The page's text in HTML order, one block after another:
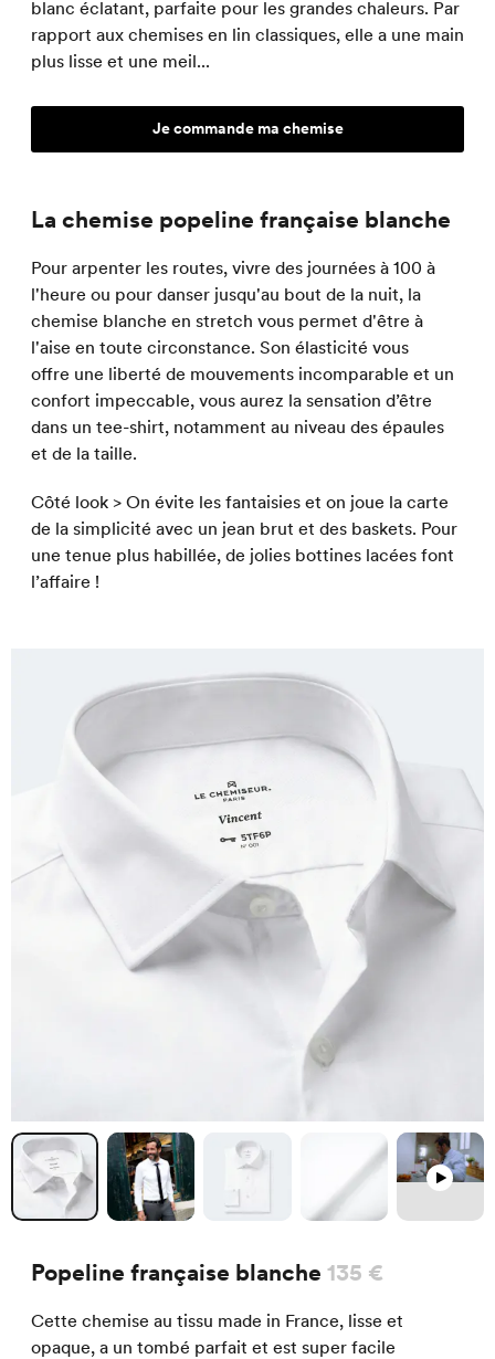
blanc éclatant, parfaite pour les grandes chaleurs. Par
rapport aux chemises en lin classiques, elle a une main
plus lisse et une meil...
Je commande ma chemise
La chemise popeline française blanche
Pour arpenter les routes, vivre des journées à 100 à
l'heure ou pour danser jusqu'au bout de la nuit, la
chemise blanche en stretch vous permet d'être à
l'aise en toute circonstance. Son élasticité vous
offre une liberté de mouvements incomparable et un
confort impeccable, vous aurez la sensation d’être
dans un tee-shirt, notamment au niveau des épaules
et de la taille.
Côté look > On évite les fantaisies et on joue la carte
de la simplicité avec un jean brut et des baskets. Pour
une tenue plus habillée, de jolies bottines lacées font
l’affaire !
Popeline française blanche 135 €
Cette chemise au tissu made in France, lisse et
opaque, a un tombé parfait et est super facile